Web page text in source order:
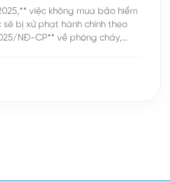
việc không mua bảo hiểm
bị xử phạt hành chính theo
NĐ-CP** về phòng cháy,
rủi ro pháp lý […]